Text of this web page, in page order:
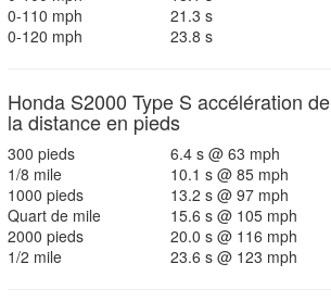
0-110 mph
21.3 s
0-120 mph
23.8 s
Honda S2000 Type S accélération de
la distance en pieds
300 pieds
6.4 s @ 63 mph
1/8 mile
10.1 s @ 85 mph
1000 pieds
13.2 s @ 97 mph
Quart de mile
15.6 s @ 105 mph
2000 pieds
20.0 s @ 116 mph
1/2 mile
23.6 s @ 123 mph